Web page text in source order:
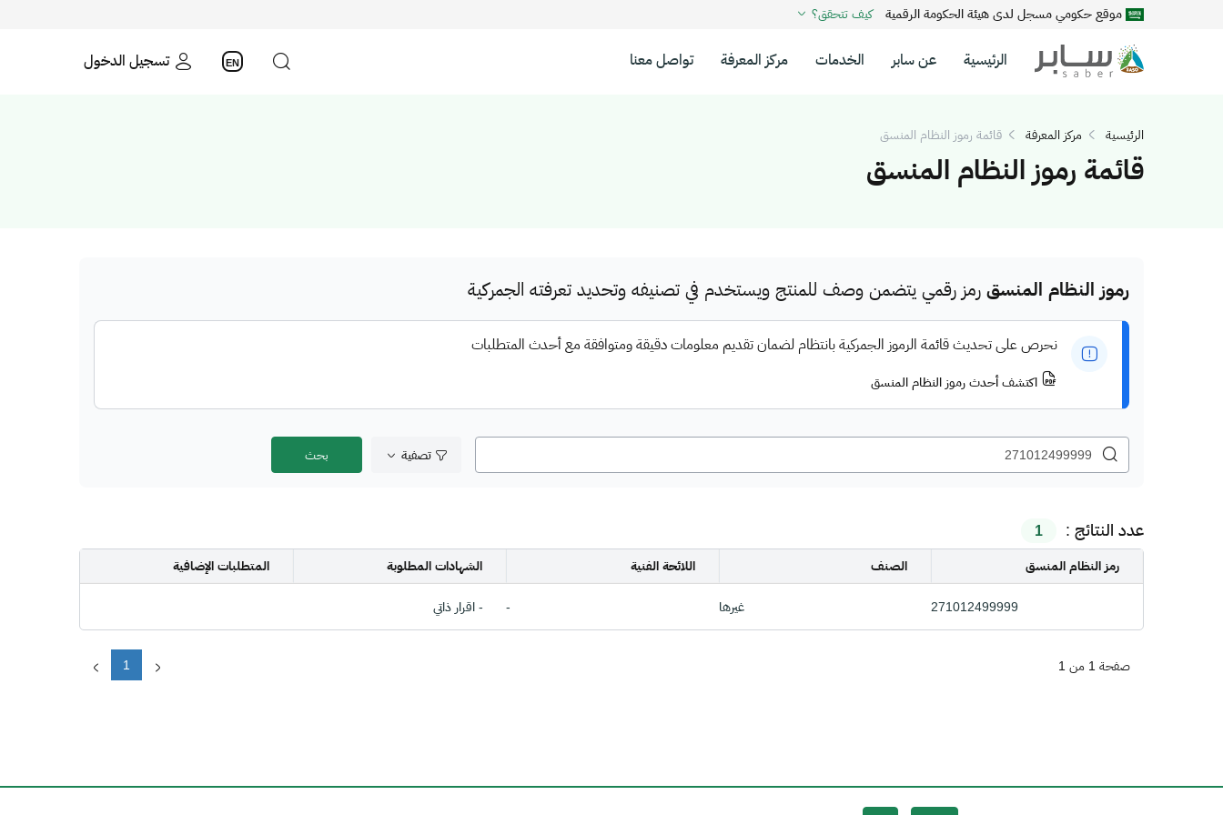
موقع حكومي مسجل لدى هيئة الحكومة الرقمية كيف تتحقق؟
الرئيسية عن سابر الخدمات مركز المعرفة تواصل معنا تسجيل الدخول EN
الرئيسية مركز المعرفة قائمة رموز النظام المنسق
قائمة رموز النظام المنسق
رموز النظام المنسق رمز رقمي يتضمن وصف للمنتج ويستخدم في تصنيفه وتحديد تعرفته الجمركية
نحرص على تحديث قائمة الرموز الجمركية بانتظام لضمان تقديم معلومات دقيقة ومتوافقة مع أحدث المتطلبات
اكتشف أحدث رموز النظام المنسق
تصفية
عدد النتائج : 1
رمز النظام المنسق الصنف اللائحة الفنية الشهادات المطلوبة المتطلبات الإضافية
271012499999 غيرها - - اقرار ذاتي
1 صفحة 1 من 1